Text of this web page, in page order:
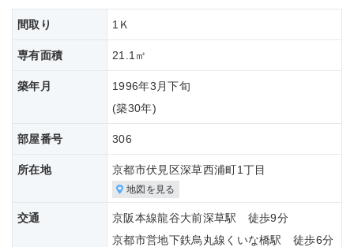
間取り 1Ｋ
専有面積 21.1㎡
築年月
1996年3月下旬
(築30年)
部屋番号 306
所在地 京都市伏見区深草西浦町1丁目
地図を見る
交通
京阪本線龍谷大前深草駅 徒歩9分
京都市営地下鉄烏丸線くいな橋駅 徒歩6分